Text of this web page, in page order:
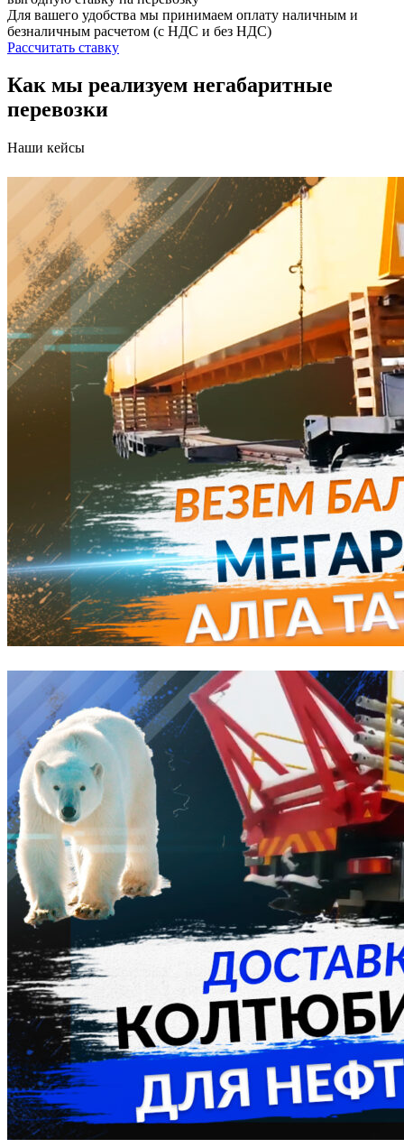
Для вашего удобства мы принимаем оплату наличным и
безналичным расчетом (с НДС и без НДС)
Рассчитать ставку
Как мы реализуем негабаритные
перевозки
Наши кейсы